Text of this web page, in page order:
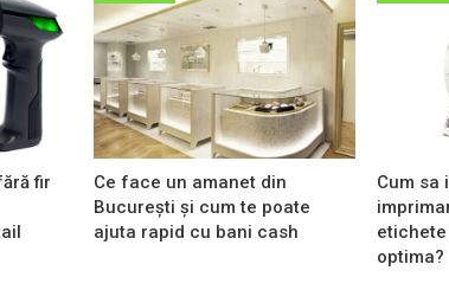
fir
Ce face un amanet din
București și cum te poate
ajuta rapid cu bani cash
Cum sa
optima?